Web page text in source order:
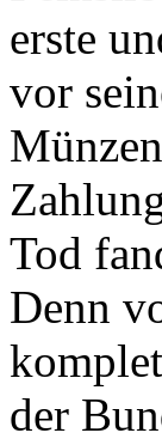
erste
vor
Tod
Denn
der